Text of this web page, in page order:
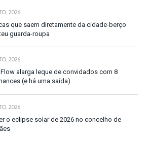
2026
que saem diretamente da cidade-berço
guarda-roupa
2026
alarga leque de convidados com 8
(e há uma saída)
2026
o eclipse solar de 2026 no concelho de